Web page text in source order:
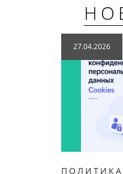
27.04.2026
ПОЛИТИКА